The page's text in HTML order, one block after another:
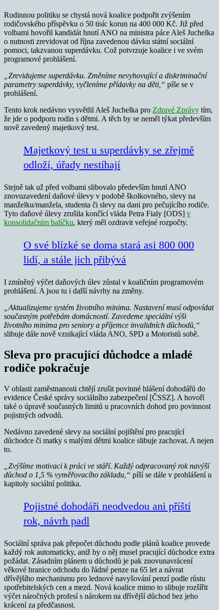
Rodinnou politiku se chystá nová koalice podpořit zvýšením
rodičovského příspěvku o 50 tisíc korun na 400 000 Kč. Již před
volbami hovořil kandidát hnutí ANO na ministra páce Aleš Juchelka
o nutnosti zrevidovat od října zavedenou dávku státní sociální
pomoci, takzvanou superdávku. Což potvrzuje koalice i ve svém
programové prohlášení.
„Zrevidujeme superdávku. Změníme nevyhovující a diskriminační
parametry superdávky, vyčleníme přídavky na děti,“ píše se v
prohlášení.
Tento krok nedávno vysvětlil Aleš Juchelka pro Zdravé Zprávy tím,
že jde o podporu rodin s dětmi. A těch by se neměl týkat především
nově zavedený majetkový test.
Majetkový test u superdávky se zřejmě
odloží, úřady nestíhají
Stejně tak už před volbami slibovalo především hnutí ANO
znovuzavedení daňové úlevy v podobě školkovného, slevy na
manželku/manžela, studenta či slevy na dani pro pečujícího rodiče.
Tyto daňové úlevy zrušila končící vláda Petra Fialy [ODS] v
konsolidačním balíčku, který měl ozdravit veřejné rozpočty.
O své blízké se doma stará asi 800 000
lidí, a stále jich přibývá
I zmíněný výčet daňových úlev zůstal v koaličním programovém
prohlášení. A jsou tu i další návrhy na změny.
„Aktualizujeme systém životního minima. Nastavení musí odpovídat
současným potřebám domácností. Zavedeme speciální výši
životního minima pro seniory a příjemce invalidních důchodů,“
slibuje dále nově vznikající vláda ANO, SPD a Motoristů sobě.
Sleva pro pracující důchodce a mladé
rodiče pokračuje
V oblasti zaměstnanosti chtějí zrušit povinné hlášení dohodářů do
evidence České správy sociálního zabezpečení [ČSSZ]. A hovoří
také o úpravě současných limitů u pracovních dohod pro povinnost
pojistných odvodů.
Nedávno zavedené slevy na sociální pojištění pro pracující
důchodce či matky s malými dětmi koalice slibuje zachovat. A nejen
to.
„Zvýšíme motivaci k práci ve stáří. Každý odpracovaný rok navýší
důchod o 1,5 % vyměřovacího základu,“ píší se dále v prohlášení u
kapitoly sociální politika.
Pojistné dohodáři neodvedou ani příští
rok, návrh padl
Sociální správa pak přepočet důchodu podle plánů koalice provede
každý rok automaticky, aniž by o něj musel pracující důchodce extra
požádat. Zásadním plánem u důchodů je pak znovunavrácení
věkové hranice odchodu do řádné penze na 65 let a návrat
dřívějšího mechanismu pro lednové navyšování penzí podle růstu
spotřebitelských cen a mezd. Nová koalice mimo to slibuje rozšířit
výčet náročných profesí s nárokem na dřívější důchod bez jeho
krácení za předčasnost.